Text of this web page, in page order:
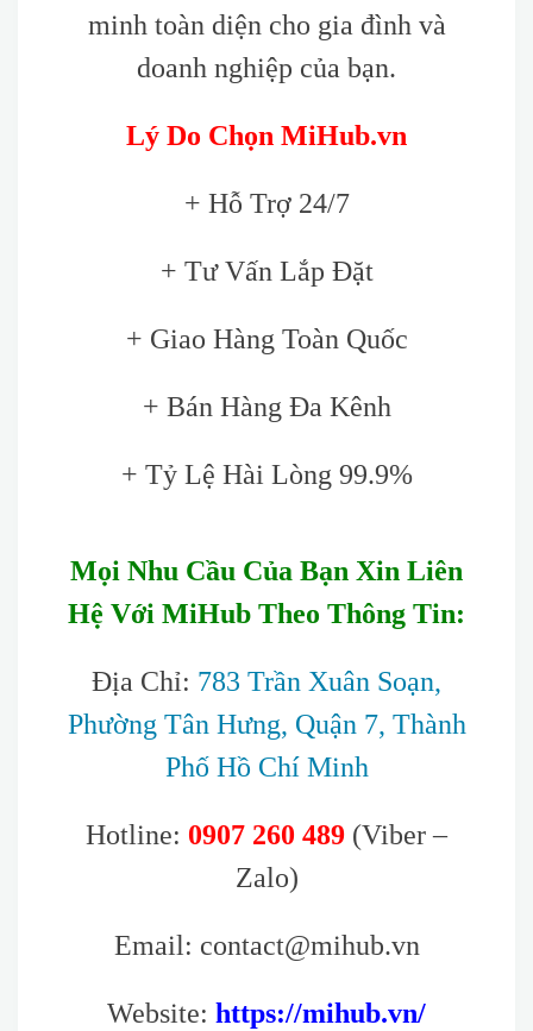
minh toàn diện cho gia đình và
doanh nghiệp của bạn.
Lý Do Chọn MiHub.vn
+ Hỗ Trợ 24/7
+ Tư Vấn Lắp Đặt
+ Giao Hàng Toàn Quốc
+ Bán Hàng Đa Kênh
+ Tỷ Lệ Hài Lòng 99.9%
Mọi Nhu Cầu Của Bạn Xin Liên
Hệ Với MiHub Theo Thông Tin:
Địa Chỉ: 783 Trần Xuân Soạn,
Phường Tân Hưng, Quận 7, Thành
Phố Hồ Chí Minh
Hotline: 0907 260 489 (Viber –
Zalo)
Email: contact@mihub.vn
Website: https://mihub.vn/